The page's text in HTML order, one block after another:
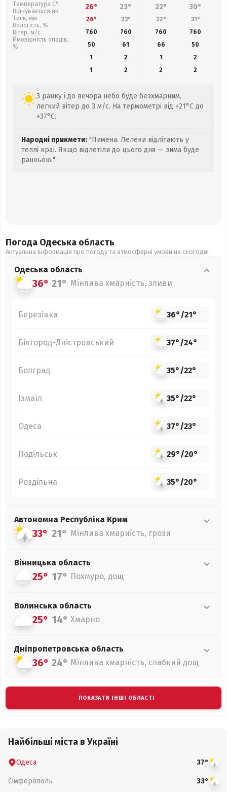
Температура С°
Відчувається як
Тиск, мм
Вологість, %
Вітер, м/с
Ймовірність опадів,
%
26° 23° 22° 30°
26° 23° 22° 31°
760
760 760 760
50
61 66 50
1
2 1
2
1
2 2 2
З ранку і до вечора небо буде безхмарним,
легкий вітер до 3 м/с. На термометрі від +21°C до
+37°C.
Народні прикмети: "Пимена. Лелеки відлітають у
теплі краї. Якщо відлетіли до цього дня — зима буде
ранньою."
Погода Одеська область
Актуальна інформація про погоду та атмосферні умови на сьогодні
Одеська область
36° 21° Мінлива хмарність, зливи
Березівка 36°/21°
Білгород-Дністровський 37°/24°
Болград 35°/22°
Ізмаїл 35°/22°
Одеса 37°/23°
Подільськ 29°/20°
Роздільна 35°/20°
Автономна Республіка Крим
33° 21° Мінлива хмарність, грози
Вінницька область
25° 17° Похмуро, дощ
Волинська область
25° 14° Хмарно
Дніпропетровська область
36° 24° Мінлива хмарність, слабкий дощ
ПОКАЗАТИ ІНШІ ОБЛАСТІ
Найбільші міста в Україні
Одеса 37°
Сімферополь 33°